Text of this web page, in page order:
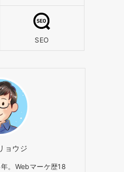
SEO
ョウジ
。Webマーケ歴18